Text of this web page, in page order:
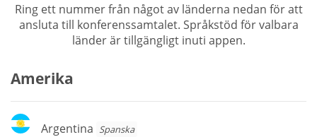
Ring ett nummer från något av länderna nedan för att
ansluta till konferenssamtalet. Språkstöd för valbara
länder är tillgängligt inuti appen.
Amerika
Argentina
Argentina Spanska